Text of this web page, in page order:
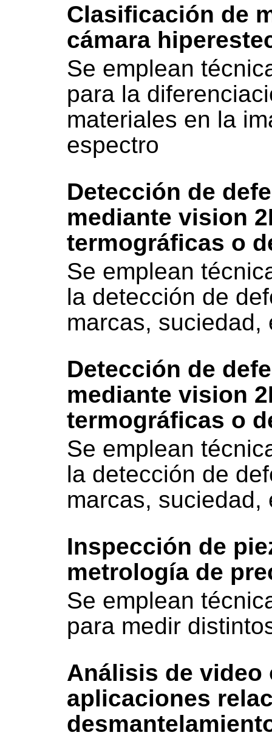
Clasificación de
cámara
Se emplean
para la
materiales en la
espectro
Detección de
mediante vision
termográficas o
Se emplean
la detección de
marcas, suciedad,
Detección de
mediante vision
termográficas o
Se emplean
la detección de
marcas, suciedad,
Inspección de
metrología de
Se emplean
para medir
Análisis de video
aplicaciones